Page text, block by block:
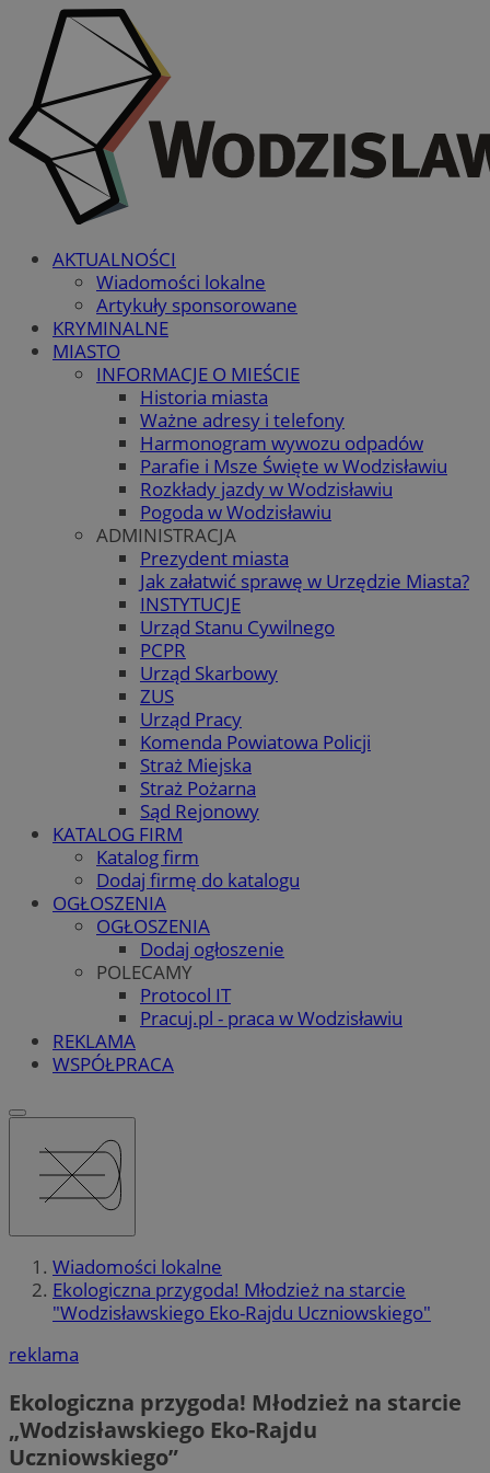
AKTUALNOŚCI
Wiadomości lokalne
Artykuły sponsorowane
KRYMINALNE
MIASTO
INFORMACJE O MIEŚCIE
Historia miasta
Ważne adresy i telefony
Harmonogram wywozu odpadów
Parafie i Msze Święte w Wodzisławiu
Rozkłady jazdy w Wodzisławiu
Pogoda w Wodzisławiu
ADMINISTRACJA
Prezydent miasta
Jak załatwić sprawę w Urzędzie Miasta?
INSTYTUCJE
Urząd Stanu Cywilnego
PCPR
Urząd Skarbowy
ZUS
Urząd Pracy
Komenda Powiatowa Policji
Straż Miejska
Straż Pożarna
Sąd Rejonowy
KATALOG FIRM
Katalog firm
Dodaj firmę do katalogu
OGŁOSZENIA
OGŁOSZENIA
Dodaj ogłoszenie
POLECAMY
Protocol IT
Pracuj.pl - praca w Wodzisławiu
REKLAMA
WSPÓŁPRACA
Wiadomości lokalne
Ekologiczna przygoda! Młodzież na starcie
"Wodzisławskiego Eko-Rajdu Uczniowskiego"
reklama
Ekologiczna przygoda! Młodzież na starcie
„Wodzisławskiego Eko-Rajdu
Uczniowskiego”